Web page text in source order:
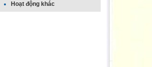
Hoạt động khác